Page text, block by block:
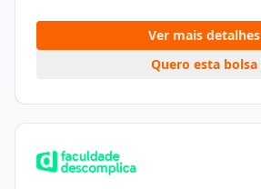
Ver mais detalhes
Quero esta bolsa